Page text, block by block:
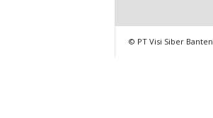
© PT Visi Siber Banten